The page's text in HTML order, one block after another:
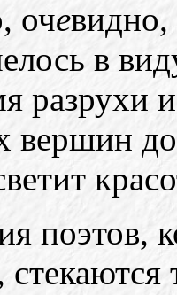
очевидно,
в
разрухи
вершин
поэтов,